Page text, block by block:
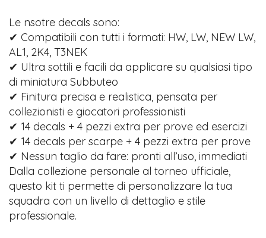
Le nsotre decals sono:
✔ Compatibili con tutti i formati: HW, LW, NEW LW,
AL1, 2K4, T3NEK
✔ Ultra sottili e facili da applicare su qualsiasi tipo
di miniatura Subbuteo
✔ Finitura precisa e realistica, pensata per
collezionisti e giocatori professionisti
✔ 14 decals + 4 pezzi extra per prove ed esercizi
✔ 14 decals per scarpe + 4 pezzi extra per prove
✔ Nessun taglio da fare: pronti all’uso, immediati
Dalla collezione personale al torneo ufficiale,
questo kit ti permette di personalizzare la tua
squadra con un livello di dettaglio e stile
professionale.